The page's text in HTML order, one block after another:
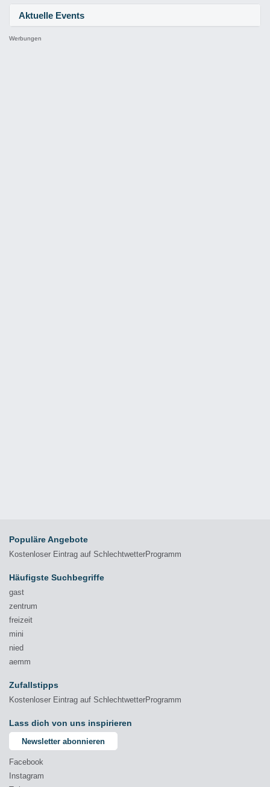
Aktuelle Events
Werbungen
Populäre Angebote
Kostenloser Eintrag auf SchlechtwetterProgramm
Häufigste Suchbegriffe
gast
zentrum
freizeit
mini
nied
aemm
Zufallstipps
Kostenloser Eintrag auf SchlechtwetterProgramm
Lass dich von uns inspirieren
Newsletter abonnieren
Facebook
Instagram